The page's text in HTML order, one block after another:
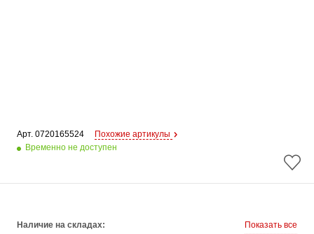
Арт. 0720165524
Похожие артикулы
Временно не доступен
Наличие на складах:
Показать все